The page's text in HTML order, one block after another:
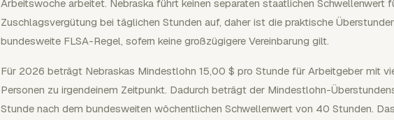
Arbeitswoche arbeitet. Nebraska führt keinen separaten staatlichen Schwellenwert
Zuschlagsvergütung bei täglichen Stunden auf, daher ist die praktische
bundesweite FLSA-Regel, sofern keine großzügigere Vereinbarung gilt.
Für 2026 beträgt Nebraskas Mindestlohn 15,00 $ pro Stunde für Arbeitgeber mit
Personen zu irgendeinem Zeitpunkt. Dadurch beträgt der Mindestlohn-
Stunde nach dem bundesweiten wöchentlichen Schwellenwert von 40 Stunden.